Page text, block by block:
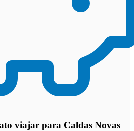
viajar para Caldas Novas